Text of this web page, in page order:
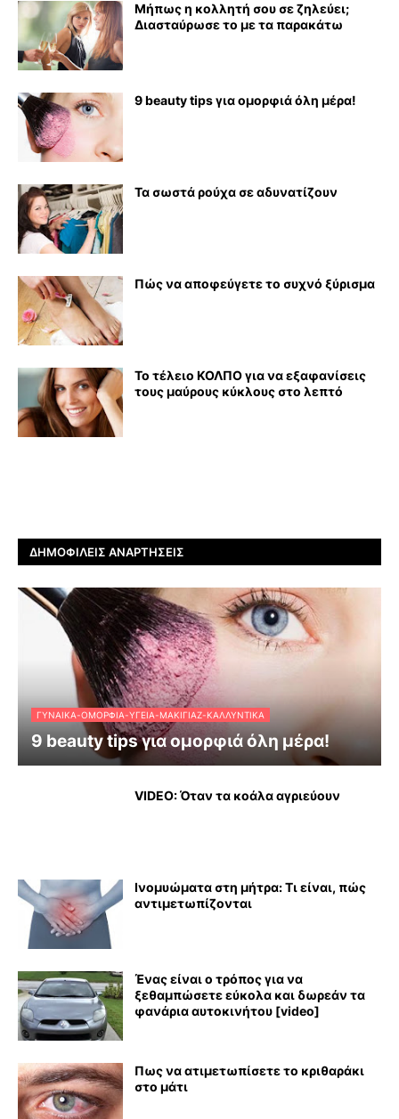
Μήπως η κολλητή σου σε ζηλεύει;
Διασταύρωσε το με τα παρακάτω
9 beauty tips για ομορφιά όλη μέρα!
Τα σωστά ρούχα σε αδυνατίζουν
Πώς να αποφεύγετε το συχνό ξύρισμα
Το τέλειο ΚΟΛΠΟ για να εξαφανίσεις
τους μαύρους κύκλους στο λεπτό
ΔΗΜΟΦΙΛΕΊΣ ΑΝΑΡΤΉΣΕΙΣ
ΓΥΝΑΊΚΑ-ΟΜΟΡΦΙΆ-ΥΓΕΊΑ-ΜΑΚΙΓΙΆΖ-ΚΑΛΛΥΝΤΙΚΆ
9 beauty tips για ομορφιά όλη μέρα!
VIDEO: Όταν τα κοάλα αγριεύουν
Ινομυώματα στη μήτρα: Τι είναι, πώς
αντιμετωπίζονται
Ένας είναι ο τρόπος για να
ξεθαμπώσετε εύκολα και δωρεάν τα
φανάρια αυτοκινήτου [video]
Πως να ατιμετωπίσετε το κριθαράκι
στο μάτι